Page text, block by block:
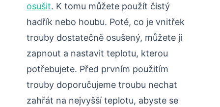
osušit. K tomu můžete použít čistý
hadřík nebo houbu. Poté, co je vnitřek
trouby dostatečně osušený, můžete ji
zapnout a nastavit teplotu, kterou
potřebujete. Před prvním použitím
trouby doporučujeme troubu nechat
zahřát na nejvyšší teplotu, abyste se